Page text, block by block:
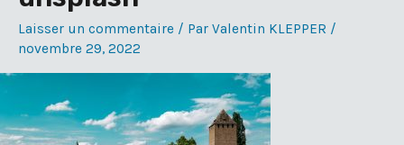
Laisser un commentaire / Par Valentin KLEPPER /
novembre 29, 2022